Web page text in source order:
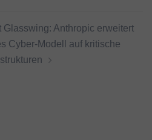
Glasswing: Anthropic erweitert
Cyber-Modell auf kritische